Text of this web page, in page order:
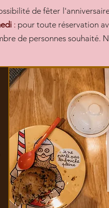
de fêter
: pour toute réservation
de personnes souhaité.